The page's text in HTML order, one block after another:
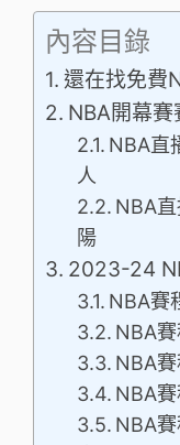
內容目錄
還在找免費
NBA開幕賽
NBA直
人
NBA
陽
2023-24
NBA賽
NBA
NBA賽
NBA
NBA